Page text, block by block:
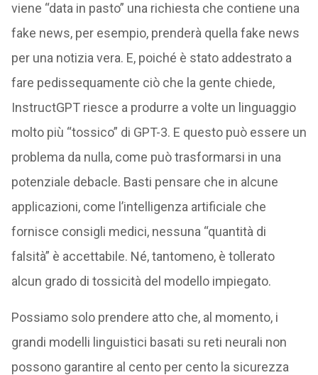
viene “data in pasto” una richiesta che contiene una
fake news, per esempio, prenderà quella fake news
per una notizia vera. E, poiché è stato addestrato a
fare pedissequamente ciò che la gente chiede,
InstructGPT riesce a produrre a volte un linguaggio
molto più “tossico” di GPT-3. E questo può essere un
problema da nulla, come può trasformarsi in una
potenziale debacle. Basti pensare che in alcune
applicazioni, come l’intelligenza artificiale che
fornisce consigli medici, nessuna “quantità di
falsità” è accettabile. Né, tantomeno, è tollerato
alcun grado di tossicità del modello impiegato.
Possiamo solo prendere atto che, al momento, i
grandi modelli linguistici basati su reti neurali non
possono garantire al cento per cento la sicurezza